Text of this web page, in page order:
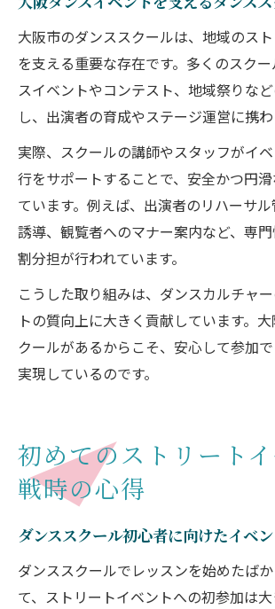
大阪市のダンススクールは、地域のス
を支える重要な存在です。多くのスク
スイベントやコンテスト、地域祭りな
し、出演者の育成やステージ運営に携わ
実際、スクールの講師やスタッフがイ
行をサポートすることで、安全かつ円
ています。例えば、出演者のリハーサ
誘導、観覧者へのマナー案内など、専
割分担が行われています。
こうした取り組みは、ダンスカルチャ
トの質向上に大きく貢献しています。
クールがあるからこそ、安心して参加
実現しているのです。
初めてのストリート
戦時の心得
ダンススクール初心者に向けたイベ
ダンススクールでレッスンを始めたば
て、ストリートイベントへの初参加は